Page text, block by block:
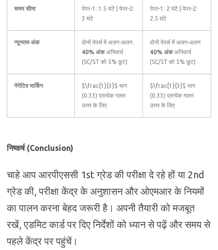
समय सीमा
पेपर-1: 1.5 घंटे | पेपर-2:
3 घंटे
पेपर-1: 2 घंटे | पेपर-2:
2.5 घंटे
न्यूनतम अंक
दोनों पेपर्स में अलग-अलग
40% अंकअनिवार्य
(SC/ST को 5% छूट)
दोनों पेपर्स में अलग-अलग
40% अंकअनिवार्य
(SC/ST को 5% छूट)
नेगेटिव मार्किंग
$\frac{1}{3}$ भाग
(0.33) प्रत्येक गलत
उत्तर के लिए
$\frac{1}{3}$ भाग
(0.33) प्रत्येक गलत
उत्तर के लिए
निष्कर्ष (Conclusion)
चाहे आप आरपीएससी 1st ग्रेड की परीक्षा दे रहे हों या 2nd
ग्रेड की, परीक्षा केंद्र के अनुशासन और ओएमआर के नियमों
का पालन करना बेहद जरूरी है। अपनी तैयारी को मजबूत
रखें, एडमिट कार्ड पर दिए निर्देशों को ध्यान से पढ़ें और समय से
पहले केंद्र पर पहुंचें।